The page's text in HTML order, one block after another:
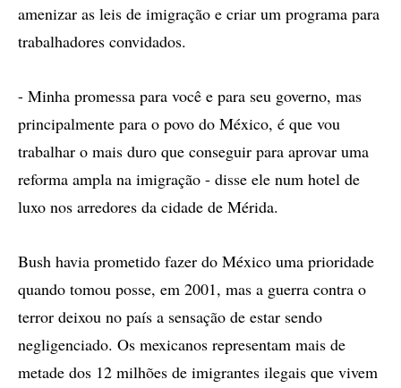
amenizar as leis de imigração e criar um programa para
trabalhadores convidados.
- Minha promessa para você e para seu governo, mas
principalmente para o povo do México, é que vou
trabalhar o mais duro que conseguir para aprovar uma
reforma ampla na imigração - disse ele num hotel de
luxo nos arredores da cidade de Mérida.
Bush havia prometido fazer do México uma prioridade
quando tomou posse, em 2001, mas a guerra contra o
terror deixou no país a sensação de estar sendo
negligenciado. Os mexicanos representam mais de
metade dos 12 milhões de imigrantes ilegais que vivem